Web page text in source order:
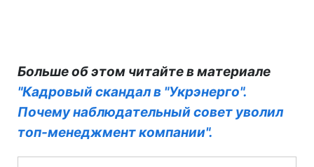
Больше об этом читайте в материале
"Кадровый скандал в "Укрэнерго".
Почему наблюдательный совет уволил
топ-менеджмент компании".